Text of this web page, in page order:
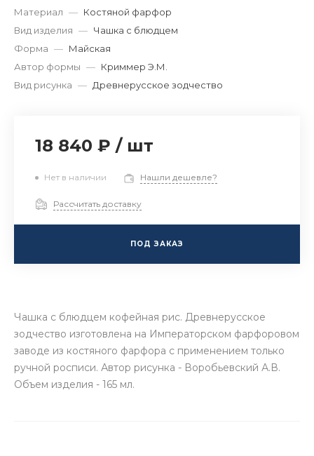
Материал — Костяной фарфор
Вид изделия — Чашка с блюдцем
Форма — Майская
Автор формы — Криммер Э.М.
Вид рисунка — Древнерусское зодчество
18 840 ₽ / шт
Нет в наличии Нашли дешевле?
Рассчитать доставку
ПОД ЗАКАЗ
Чашка с блюдцем кофейная рис. Древнерусское
зодчество изготовлена на Императорском фарфоровом
заводе из костяного фарфора с применением только
ручной росписи. Автор рисунка - Воробьевский А.В.
Объем изделия - 165 мл.